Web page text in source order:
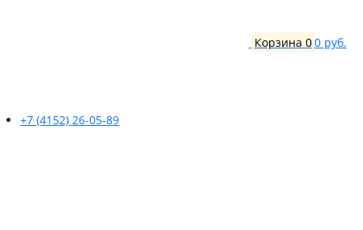
Корзина 00 руб.
+7 (4152) 26-05-89